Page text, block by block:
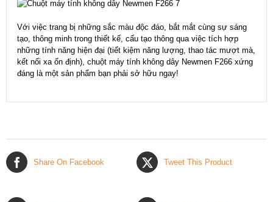
Với việc trang bị những sắc màu độc đáo, bắt mắt cùng sự sáng
tạo, thông minh trong thiết kế, cấu tạo thông qua việc tích hợp
những tính năng hiện đại (tiết kiệm năng lượng, thao tác mượt mà,
kết nối xa ổn định), chuột máy tính không dây Newmen F266 xứng
đáng là một sản phẩm bạn phải sở hữu ngay!
Share On Facebook Tweet This Product